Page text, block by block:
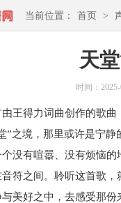
当前位置： 首页 >
天
时间：
由王得力词曲创作的歌
”之境，那里或许是宁
没有喧嚣、没有烦恼
符之间。聆听这首歌
美好之中，去感受那份